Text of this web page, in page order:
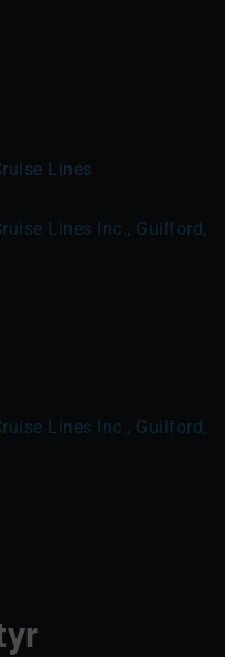
Lines
Lines Inc., Guilford,
Lines Inc., Guilford,